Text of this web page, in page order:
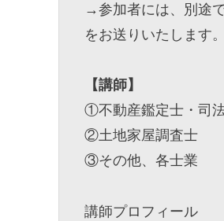
→参加者には、別途
をお送りいたします。
【講師】
①不動産鑑定士・司
②土地家屋調査
③その他、各士業
講師プロフィール